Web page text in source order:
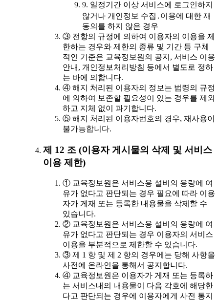
9. 일정기간 이상 서비스에 로그인하지
않거나 개인정보 수집․이용에 대한 재
동의를 하지 않은 경우
③ 전항의 규정에 의하여 이용자의 이용을 제
한하는 경우와 제한의 종류 및 기간 등 구체
적인 기준은 교육정보원의 공지, 서비스 이용
안내, 개인정보처리방침 등에서 별도로 정하
는 바에 의합니다.
④ 해지 처리된 이용자의 정보는 법령의 규정
에 의하여 보존할 필요성이 있는 경우를 제외
하고 지체 없이 파기합니다.
⑤ 해지 처리된 이용자번호의 경우, 재사용이
불가능합니다.
제 12 조 (이용자 게시물의 삭제 및 서비스
이용 제한)
① 교육정보원은 서비스용 설비의 용량에 여
유가 없다고 판단되는 경우 필요에 따라 이용
자가 게재 또는 등록한 내용물을 삭제할 수
있습니다.
② 교육정보원은 서비스용 설비의 용량에 여
유가 없다고 판단되는 경우 이용자의 서비스
이용을 부분적으로 제한할 수 있습니다.
③ 제 1 항 및 제 2 항의 경우에는 당해 사항을
사전에 온라인을 통해서 공지합니다.
④ 교육정보원은 이용자가 게재 또는 등록하
는 서비스내의 내용물이 다음 각호에 해당한
다고 판단되는 경우에 이용자에게 사전 통지